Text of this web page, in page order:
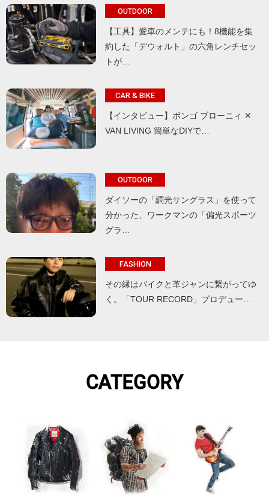
OUTDOOR
【工具】愛車のメンテにも！8機能を集
約した「デウォルト」の六角レンチセッ
トが…
CAR & BIKE
【インタビュー】ボンゴ ブローニィ ✕
VAN LIVING 簡単なDIYで…
OUTDOOR
ダイソーの「調光サングラス」を使って
分かった、ワークマンの「偏光スポーツ
グラ…
FASHION
その縁はバイクと革ジャンに繋がってゆ
く。「TOUR RECORD」プロデュー…
CATEGORY